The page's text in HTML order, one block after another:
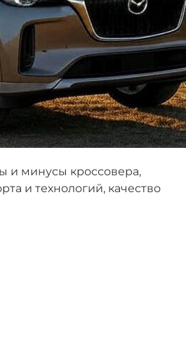
и минусы кроссовера,
и технологий, качество